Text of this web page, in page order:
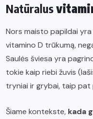
Natūralus
Nors maisto papildai
vitamino D trūkumą,
Saulės šviesa yra
tokie kaip riebi žuvis
tryniai ir grybai, taip
Šiame kontekste, kada